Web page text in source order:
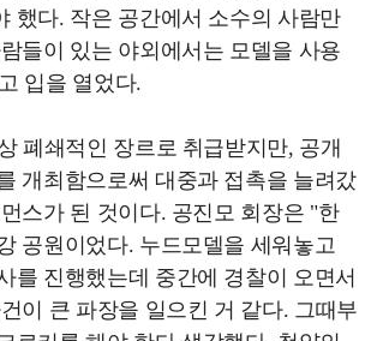
했다. 작은 공간에서 소수의 사람만
들이 있는 야외에서는 모델을 사용
입을 열었다.
폐쇄적인 장르로 취급받지만, 공개
개최함으로써 대중과 접촉을 늘려갔
스가 된 것이다. 공진모 회장은 "한
공원이었다. 누드모델을 세워놓고
를 진행했는데 중간에 경찰이 오면서
이 큰 파장을 일으킨 거 같다. 그때부